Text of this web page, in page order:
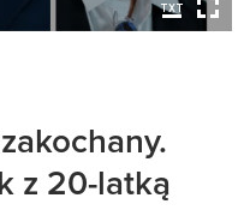
z 20-latką